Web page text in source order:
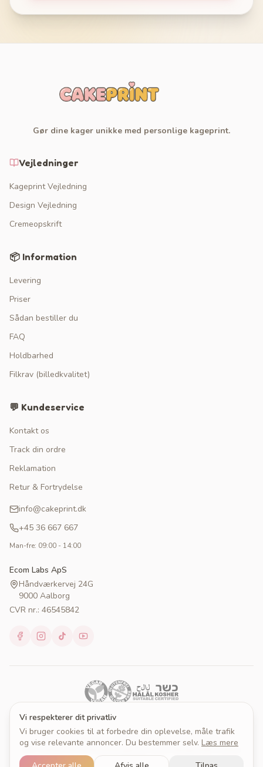
Vi respekterer dit privatliv
Vi bruger cookies til at forbedre din oplevelse, måle trafik
og vise relevante annoncer. Du bestemmer selv. Læs mere
Gør dine kager unikke med personlige kageprint.
Vejledninger
Kageprint Vejledning
Design Vejledning
Cremeopskrift
📦 Information
Levering
Priser
Sådan bestiller du
FAQ
Holdbarhed
Filkrav (billedkvalitet)
💬 Kundeservice
Kontakt os
Track din ordre
Reklamation
Retur & Fortrydelse
info@cakeprint.dk
+45 36 667 667
Man-fre: 09:00 - 14:00
Ecom Labs ApS
Håndværkervej 24G
9000 Aalborg
CVR nr.: 46545842
© 2026 Cakeprint. Alle rettigheder forbeholdes.
Om Cakeprint
PersondatapolitikCookies
Cookieindstillinger